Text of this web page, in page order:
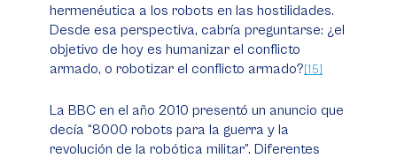
hermenéutica a los robots en las hostilidades.
Desde esa perspectiva, cabría preguntarse: ¿el
objetivo de hoy es humanizar el conflicto
armado, o robotizar el conflicto armado?[15]
La BBC en el año 2010 presentó un anuncio que
decía “8000 robots para la guerra y la
revolución de la robótica militar”. Diferentes